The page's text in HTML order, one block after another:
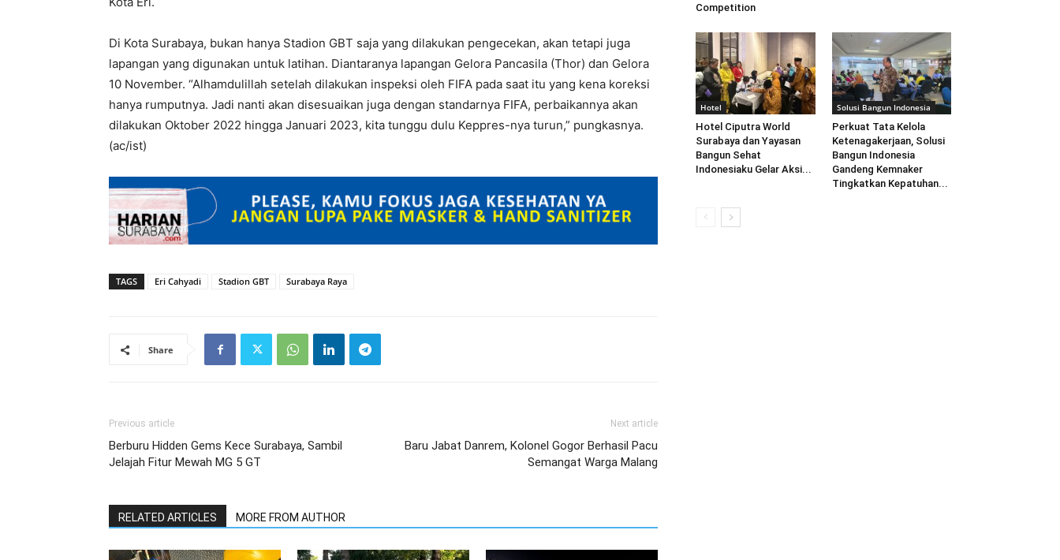
Di Kota Surabaya, bukan hanya Stadion GBT saja yang dilakukan pengecekan, akan tetapi juga
lapangan yang digunakan untuk latihan. Diantaranya lapangan Gelora Pancasila (Thor) dan Gelora
10 November. “Alhamdulillah setelah dilakukan inspeksi oleh FIFA pada saat itu yang kena koreksi
hanya rumputnya. Jadi nanti akan disesuaikan juga dengan standarnya FIFA, perbaikannya akan
dilakukan Oktober 2022 hingga Januari 2023, kita tunggu dulu Keppres-nya turun,” pungkasnya.
(ac/ist)
TAGS Eri Cahyadi Stadion GBT Surabaya Raya
Share
Previous article
Berburu Hidden Gems Kece Surabaya, Sambil
Jelajah Fitur Mewah MG 5 GT
Next article
Baru Jabat Danrem, Kolonel Gogor Berhasil Pacu
Semangat Warga Malang
RELATED ARTICLES MORE FROM AUTHOR
Competition
Hotel
Hotel Ciputra World
Surabaya dan Yayasan
Bangun Sehat
Indonesiaku Gelar Aksi...
Solusi Bangun Indonesia
Perkuat Tata Kelola
Ketenagakerjaan, Solusi
Bangun Indonesia
Gandeng Kemnaker
Tingkatkan Kepatuhan...